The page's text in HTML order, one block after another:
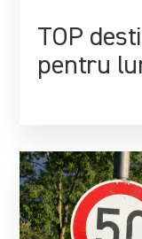
TOP
pentru